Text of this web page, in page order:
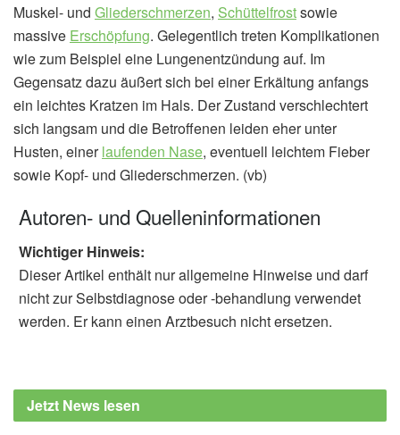
Muskel- und Gliederschmerzen, Schüttelfrostsowie
massive Erschöpfung. Gelegentlich treten Komplikationen
wie zum Beispiel eine Lungenentzündung auf. Im
Gegensatz dazu äußert sich bei einer Erkältung anfangs
ein leichtes Kratzen im Hals. Der Zustand verschlechtert
sich langsam und die Betroffenen leiden eher unter
Husten, einerlaufenden Nase, eventuell leichtem Fieber
sowie Kopf- und Gliederschmerzen. (vb)
Autoren- und Quelleninformationen
Wichtiger Hinweis:
Dieser Artikel enthält nur allgemeine Hinweise und darf
nicht zur Selbstdiagnose oder -behandlung verwendet
werden. Er kann einen Arztbesuch nicht ersetzen.
Jetzt News lesen